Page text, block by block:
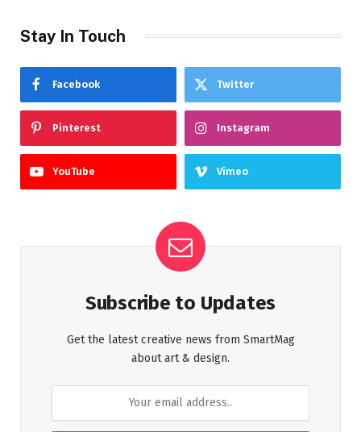
Stay In Touch
Facebook Twitter
Pinterest Instagram
YouTube Vimeo
Subscribe to Updates
Get the latest creative news from SmartMag
about art & design.